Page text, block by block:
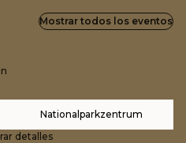
Nationalparkzentrum
detalles
Mostrar todos los eventos